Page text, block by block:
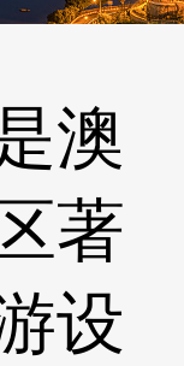
澳
著
设